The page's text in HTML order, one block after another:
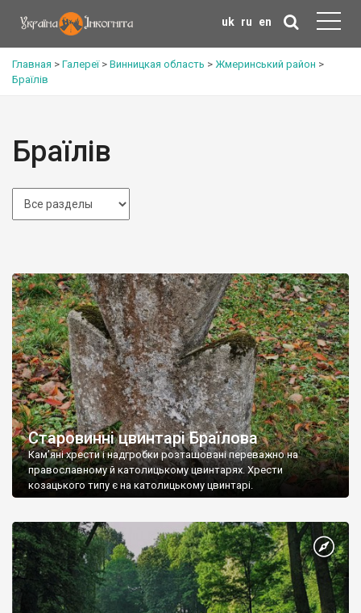
uk ru en
Главная > Галереї> Винницкая область > Жмеринський район >
Браїлів
Браїлів
Старовинні цвинтарі Браїлова
Кам’яні хрести і надгробки розташовані переважно на
православному й католицькому цвинтарях. Хрести
козацького типу є на католицькому цвинтарі.